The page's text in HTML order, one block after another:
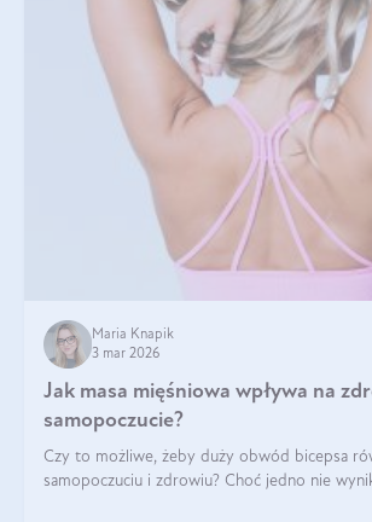
Maria Knapik
3 mar 2026
Jak masa mięśniowa wpływa na
samopoczucie?
Czy to możliwe, żeby duży obwód bicepsa
samopoczuciu i zdrowiu? Choć jedno nie